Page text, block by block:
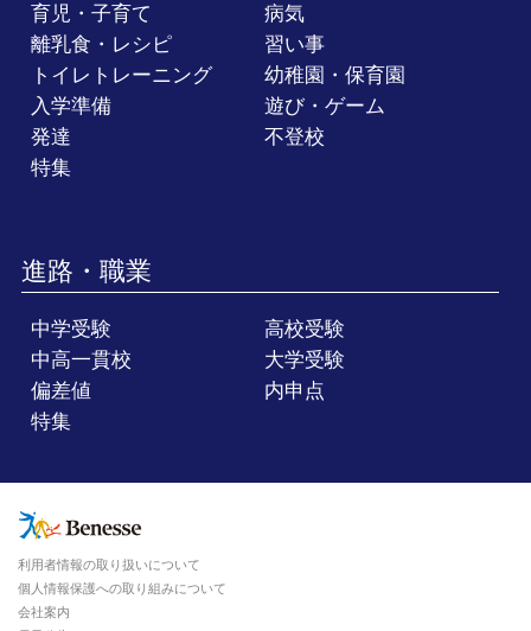
育児・子育て
病気
離乳食・レシピ
習い事
トイレトレーニング
幼稚園・保育園
入学準備
遊び・ゲーム
発達
不登校
特集
進路・職業
中学受験
高校受験
中高一貫校
大学受験
偏差値
内申点
特集
利用者情報の取り扱いについて
個人情報保護への取り組みについて
会社案内